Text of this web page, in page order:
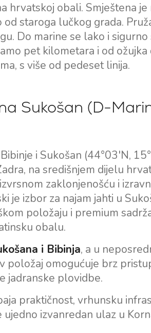
hrvatskoj obali. Smještena
staroga lučkog grada.
Do marine se lako i sigurno
pet kilometara i od
s više od pedeset linija.
Sukošan (D-
i Sukošan (44°03'N,
na središnjem dijelu
zaklonjenošću i
je izbor za najam jahti u
položaju i premium
obalu.
i Bibinja, a u
položaj omogućuje brz
jadranske plovidbe.
praktičnost, vrhunsku
izvanredan ulaz u